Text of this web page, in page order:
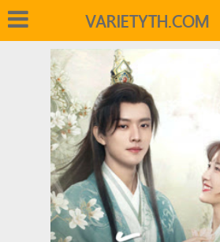
VARIETYTH.COM